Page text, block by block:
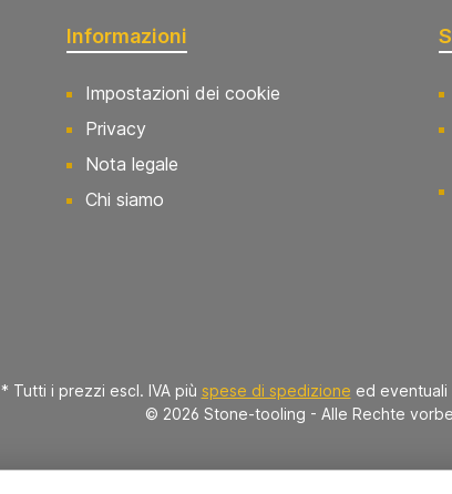
Informazioni
Impostazioni dei cookie
Privacy
Nota legale
Chi siamo
* Tutti i prezzi escl. IVA più spese di spedizione ed
© 2026 Stone-tooling - Alle Rechte